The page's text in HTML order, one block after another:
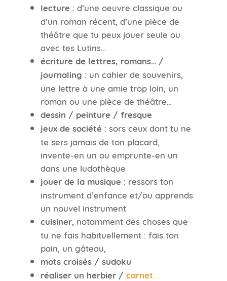
lecture : d’une oeuvre classique ou
d’un roman récent, d’une pièce de
théâtre que tu peux jouer seule ou
avec tes Lutins…
écriture de lettres, romans… /
journaling : un cahier de souvenirs,
une lettre à une amie trop loin, un
roman ou une pièce de théâtre…
dessin / peinture / fresque
jeux de société : sors ceux dont tu ne
te sers jamais de ton placard,
invente-en un ou emprunte-en un
dans une ludothèque
jouer de la musique : ressors ton
instrument d’enfance et/ou apprends
un nouvel instrument
cuisiner, notamment des choses que
tu ne fais habituellement : fais ton
pain, un gâteau,
mots croisés / sudoku
réaliser un herbier / carnet